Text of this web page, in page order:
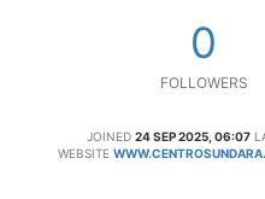
0
FOLLOWERS
JOINED 24 SEP 2025, 06:07
WEBSITE